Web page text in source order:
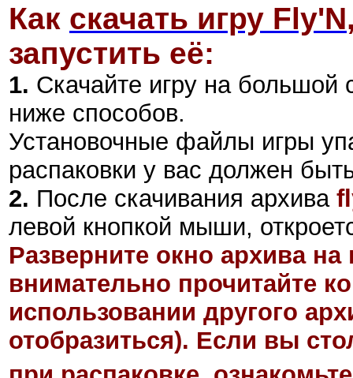
Как скачать игру Fly'N
запустить её:
1. Скачайте игру на большой
ниже способов.
Установочные файлы игры
распаковки у вас должен
2. После скачивания архива
левой кнопкой мыши,
Разверните окно архива на
внимательно прочитайте
использовании другого
отобразиться). Если вы